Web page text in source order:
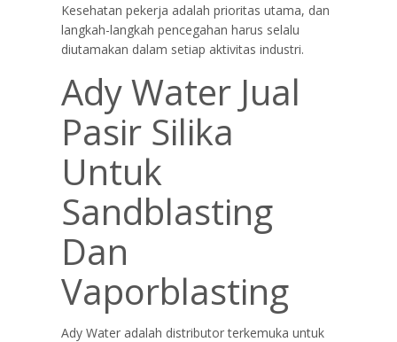
Kesehatan pekerja adalah prioritas utama, dan
langkah-langkah pencegahan harus selalu
diutamakan dalam setiap aktivitas industri.
Ady Water Jual
Pasir Silika
Untuk
Sandblasting
Dan
Vaporblasting
Ady Water adalah distributor terkemuka untuk